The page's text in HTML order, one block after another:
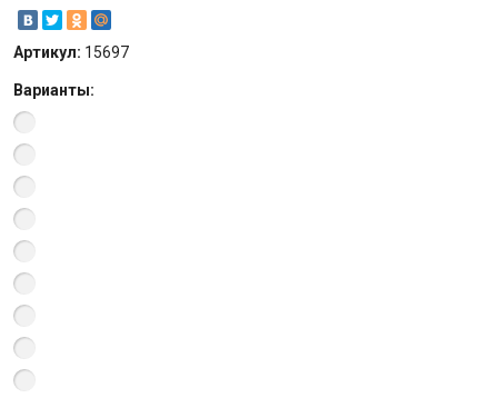
Артикул: 15697
Варианты: